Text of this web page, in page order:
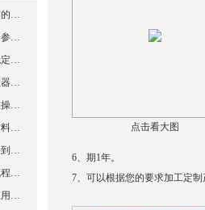
点击看大图
6、期1年。
7、可以根据您的要求加工定制
从海水过滤到燃油净化：船舶滤芯的多场景应用解析
汽轮机滤芯多久换一次？忽略这个参数，机组非停损失可能上百万！
液压油滤芯精度等级：守护系统稳定与寿命的“微米标尺”
从材质革新到结构优化，解码除尘器滤芯性能跃升的核心逻辑
数控机床滤芯安装指南：三步精准操作，杜绝设备“亚健康”
不锈钢滤芯测试标准全解析，从材料性能到应用场景的严苛验证
润滑油滤芯精度分级：从工业设备到精密系统的过滤密码
主轴油泵滤芯从定位到调试的全流程解析
颇尔滤芯精度字母编码的解析与应用指南